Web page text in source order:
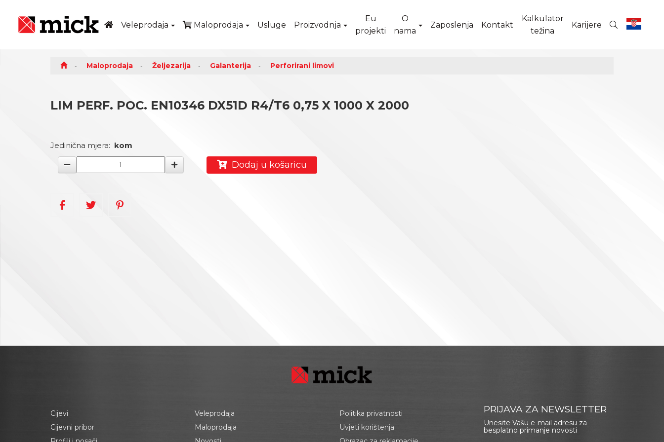
Veleprodaja Maloprodaja Usluge Proizvodnja
Eu
projekti
O
nama
Zaposlenja Kontakt
Kalkulator
težina
Karijere
Maloprodaja Željezarija Galanterija Perforirani limovi
LIM PERF. POC. EN10346 DX51D R4/T6 0,75 X 1000 X 2000
Jedinična mjera: kom
Dodaj u košaricu
Cijevi
Cijevni pribor
Veleprodaja
Maloprodaja
Politika privatnosti
Uvjeti korištenja
PRIJAVA ZA NEWSLETTER
Unesite Vašu e-mail adresu za
besplatno primanje novosti